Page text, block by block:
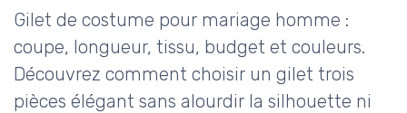
Gilet de costume pour mariage homme :
coupe, longueur, tissu, budget et couleurs.
Découvrez comment choisir un gilet trois
pièces élégant sans alourdir la silhouette ni